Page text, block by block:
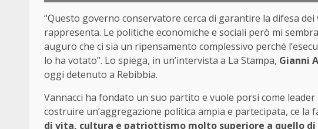
“Questo governo conservatore cerca di garantire la difesa
rappresenta. Le politiche economiche e sociali però mi
auguro che ci sia un ripensamento complessivo perché
lo ha votato”. Lo spiega, in un’intervista a La Stampa, Gianni
oggi detenuto a Rebibbia.
Vannacci ha fondato un suo partito e vuole porsi come leader
costruire un’aggregazione politica ampia e partecipata, ce la
di vita, cultura e patriottismo molto superiore a quello di